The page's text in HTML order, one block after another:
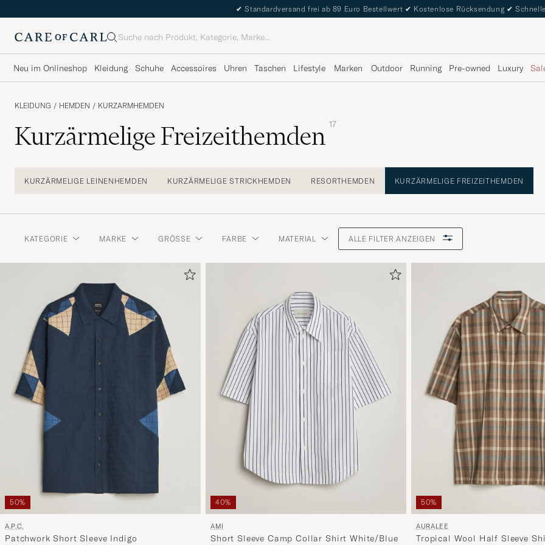
✔ Standardversand frei ab 89 Euro Bestellwert ✔ Kostenlose Rücksendung ✔
Suche
Neu im Onlineshop Kleidung Schuhe Accessoires Uhren Taschen Lifestyle Marken Outdoor Running Pre-owned Luxury
KLEIDUNG / HEMDEN / KURZARMHEMDEN
Kurzärmelige Freizeithemden 17
KURZÄRMELIGE LEINENHEMDEN KURZÄRMELIGE STRICKHEMDEN RESORTHEMDEN KURZÄRMELIGE FREIZEITHEMDEN
KATEGORIE MARKE GRÖSSE FARBE MATERIAL ALLE FILTER ANZEIGEN
50%
A.P.C.
Patchwork Short Sleeve Indigo
40%
AMI
Short Sleeve Camp Collar Shirt White/Blue
50%
AURALEE
Tropical Wool Half Sleeve